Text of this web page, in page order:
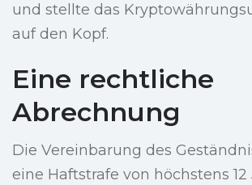
und stellte das
auf den Kopf.
Eine rechtliche
Abrechnung
Die Vereinbarung des
eine Haftstrafe von höchstens 12